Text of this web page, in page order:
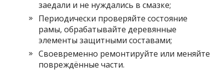
заедали и не нуждались в смазке;
Периодически проверяйте состояние
рамы, обрабатывайте деревянные
элементы защитными составами;
Своевременно ремонтируйте или меняйте
повреждённые части.